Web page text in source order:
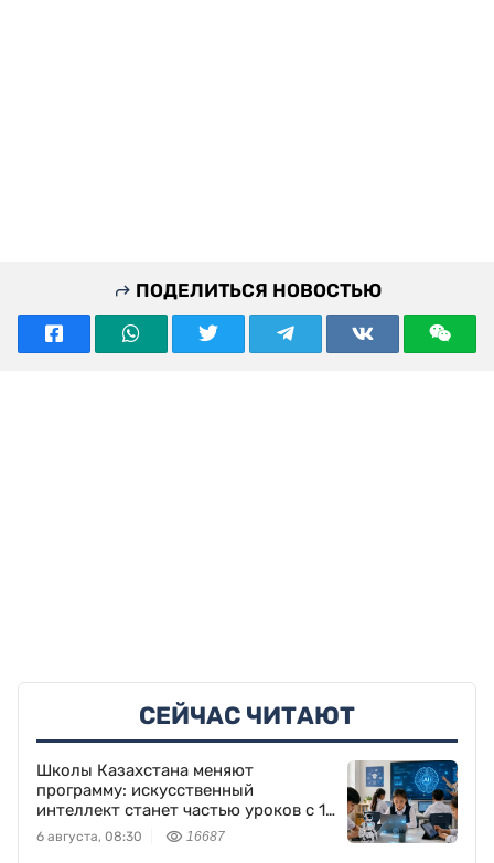
ПОДЕЛИТЬСЯ НОВОСТЬЮ
СЕЙЧАС ЧИТАЮТ
Школы Казахстана меняют
программу: искусственный
интеллект станет частью уроков с 1
класса
6 августа, 08:30 16687